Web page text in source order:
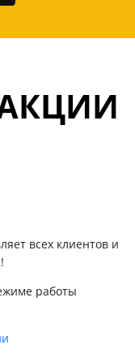
всех клиентов и
работы